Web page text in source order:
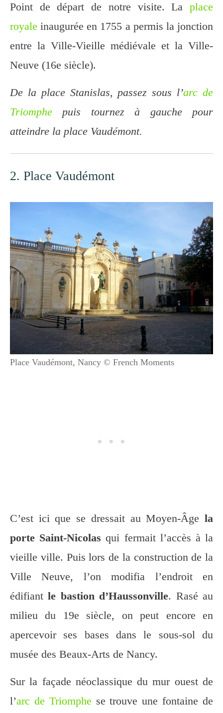
Point de départ de notre visite. La place
royale inaugurée en 1755 a permis la jonction
entre la Ville-Vieille médiévale et la Ville-
Neuve (16e siècle).
De la place Stanislas, passez sous l’arc de
Triomphe puis tournez à gauche pour
atteindre la place Vaudémont.
2. Place Vaudémont
Place Vaudémont, Nancy © French Moments
C’est ici que se dressait au Moyen-Âge la
porte Saint-Nicolas qui fermait l’accès à la
vieille ville. Puis lors de la construction de la
Ville Neuve, l’on modifia l’endroit en
édifiantle bastion d’Haussonville. Rasé au
milieu du 19e siècle, on peut encore en
apercevoir ses bases dans le sous-sol du
musée des Beaux-Arts de Nancy.
Sur la façade néoclassique du mur ouest de
l’arc de Triomphe se trouve une fontaine de